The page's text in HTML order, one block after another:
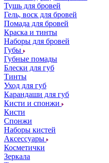
Тушь для бровей
Гель, воск для бровей
Помада для бровей
Краска и тинты
Наборы для бровей
Губы
Губные помады
Блески для губ
Тинты
Уход для губ
Карандаши для губ
Кисти и спонжи
Кисти
Спонжи
Наборы кистей
Аксессуары
Косметички
Зеркала